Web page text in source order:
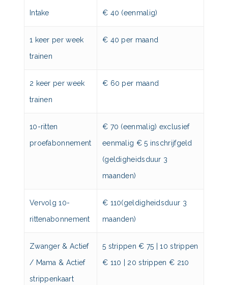
Intake € 40 (eenmalig)
1 keer per week
trainen
€ 40 per maand
2 keer per week
trainen
€ 60 per maand
10-ritten
proefabonnement
€ 70 (eenmalig) exclusief
eenmalig € 5 inschrijfgeld
(geldigheidsduur 3
maanden)
Vervolg 10-
rittenabonnement
€ 110(geldigheidsduur 3
maanden)
Zwanger & Actief
/ Mama & Actief
strippenkaart
5 strippen € 75 | 10 strippen
€ 110 | 20 strippen € 210